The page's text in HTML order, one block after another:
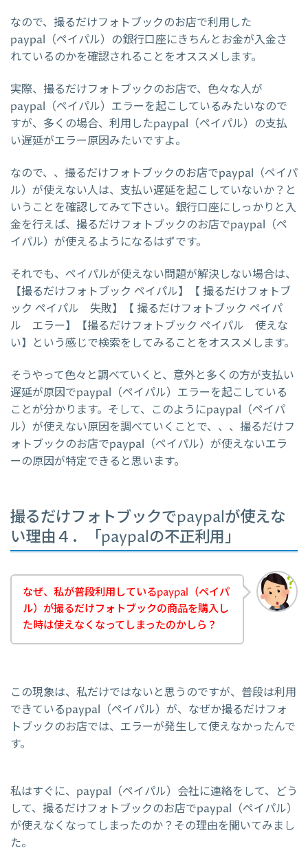
なので、撮るだけフォトブックのお店で利用した
paypal（ペイパル）の銀行口座にきちんとお金が入金さ
れているのかを確認されることをオススメします。
実際、撮るだけフォトブックのお店で、色々な人が
paypal（ペイパル）エラーを起こしているみたいなので
すが、多くの場合、利用したpaypal（ペイパル）の支払
い遅延がエラー原因みたいですよ。
なので、、撮るだけフォトブックのお店でpaypal（ペイパ
ル）が使えない人は、支払い遅延を起こしていないか？と
いうことを確認してみて下さい。銀行口座にしっかりと入
金を行えば、撮るだけフォトブックのお店でpaypal（ペ
イパル）が使えるようになるはずです。
それでも、ペイパルが使えない問題が解決しない場合は、
【撮るだけフォトブック ペイパル】【 撮るだけフォトブ
ック ペイパル 失敗】【 撮るだけフォトブック ペイパ
ル エラー】【撮るだけフォトブック ペイパル 使えな
い】という感じで検索をしてみることをオススメします。
そうやって色々と調べていくと、意外と多くの方が支払い
遅延が原因でpaypal（ペイパル）エラーを起こしている
ことが分かります。そして、このようにpaypal（ペイパ
ル）が使えない原因を調べていくことで、、、撮るだけフ
ォトブックのお店でpaypal（ペイパル）が使えないエラ
ーの原因が特定できると思います。
撮るだけフォトブックでpaypalが使えな
い理由４．「paypalの不正利用」
なぜ、私が普段利用しているpaypal（ペイパ
ル）が撮るだけフォトブックの商品を購入し
た時は使えなくなってしまったのかしら？
この現象は、私だけではないと思うのですが、普段は利用
できているpaypal（ペイパル）が、なぜか撮るだけフォ
トブックのお店では、エラーが発生して使えなかったんで
す。
私はすぐに、paypal（ペイパル）会社に連絡をして、どう
して、撮るだけフォトブックのお店でpaypal（ペイパル）
が使えなくなってしまったのか？その理由を聞いてみまし
た。